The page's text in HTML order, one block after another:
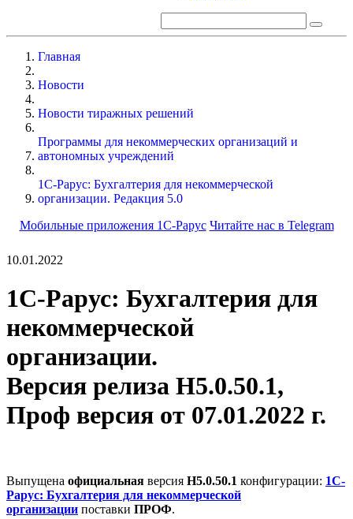
Главная
Новости
Новости тиражных решений
Программы для некоммерческих организаций и
автономных учреждений
1С-Рарус: Бухгалтерия для некоммерческой
организации. Редакция 5.0
Мобильные приложения 1С-Рарус Читайте нас в Telegram
10.01.2022
1С-Рарус: Бухгалтерия для
некоммерческой
организации.
Версия релиза Н5.0.50.1,
Проф версия от 07.01.2022 г.
Выпущена официальная версия Н5.0.50.1 конфигурации: 1С-
Рарус: Бухгалтерия для некоммерческой
организации поставки ПРОФ.